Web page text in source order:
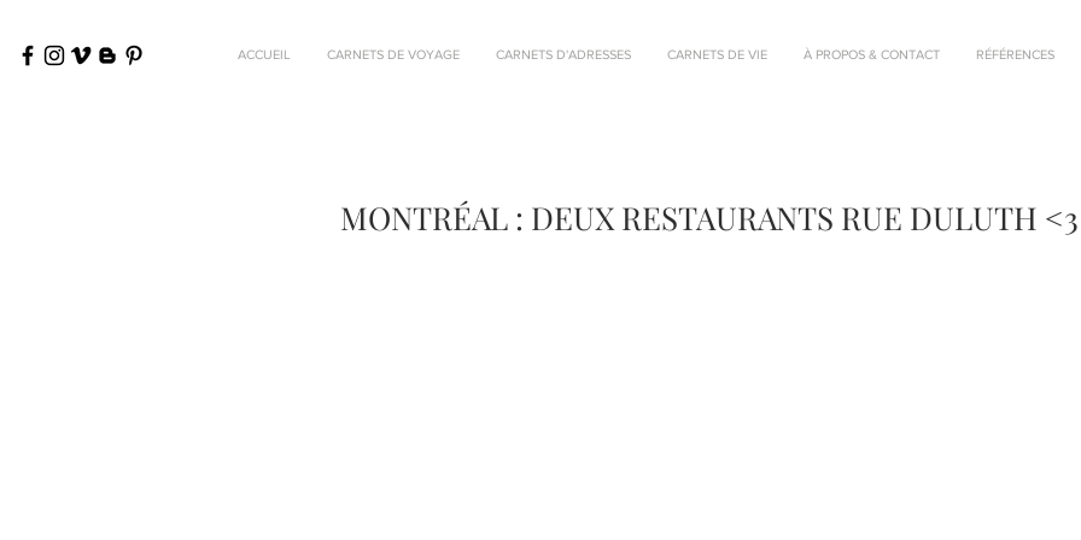
ACCUEIL CARNETS DE VOYAGE CARNETS D'ADRESSES CARNETS DE VIE À PROPOS & CONTACT RÉFÉRENCES
MONTRÉAL : DEUX RESTAURANTS RUE DULUTH <3